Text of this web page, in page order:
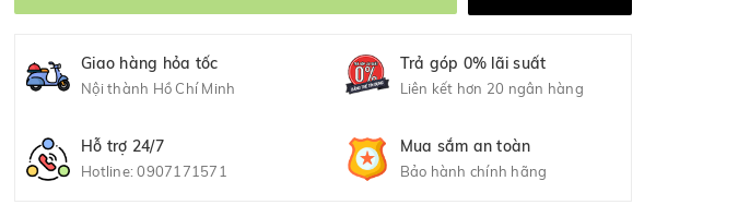
Giao hàng hỏa tốc
Nội thành Hồ Chí Minh
Trả góp 0% lãi suất
Liên kết hơn 20 ngân hàng
Hỗ trợ 24/7
Hotline:0907171571
Mua sắm an toàn
Bảo hành chính hãng